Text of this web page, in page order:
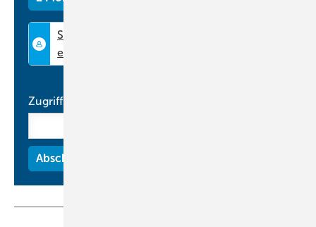
Edelstahlrohre und Regelung, die eine zuverlässige und effiziente
Flüssigkeitsversorgung sicherstellen. Sie ermöglicht ganzjährig Freie
Kühlung und nutzt ASHRAE W 32-W Warmwasserkühlung.
www.stulz.de
Zugriffscode